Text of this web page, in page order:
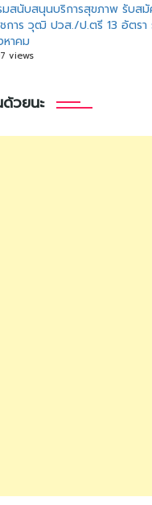
มสนับสนุนบริการสุขภาพ รับส
ชการ วุฒิ ปวส./ป.ตรี 13 อัตรา
าคม
views
วยนะ